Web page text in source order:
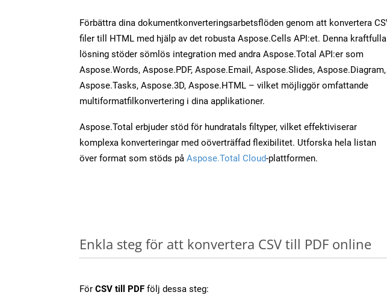
Förbättra dina dokumentkonverteringsarbetsflöden genom att konvertera
filer till HTML med hjälp av det robusta Aspose.Cells API:et. Denna kraftfulla
lösning stöder sömlös integration med andra Aspose.Total API:er som
Aspose.Words, Aspose.PDF, Aspose.Email, Aspose.Slides, Aspose.Diagram,
Aspose.Tasks, Aspose.3D, Aspose.HTML – vilket möjliggör omfattande
multiformatfilkonvertering i dina applikationer.
Aspose.Total erbjuder stöd för hundratals filtyper, vilket effektiviserar
komplexa konverteringar med oöverträffad flexibilitet. Utforska hela listan
över format som stöds på Aspose.Total Cloud-plattformen.
Enkla steg för att konvertera CSV till PDF online
För CSV till PDF följ dessa steg: